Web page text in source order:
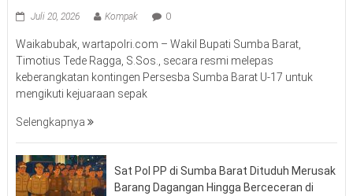
Juli 20, 2026 Kompak 0
Waikabubak, wartapolri.com – Wakil Bupati Sumba Barat,
Timotius Tede Ragga, S.Sos., secara resmi melepas
keberangkatan kontingen Persesba Sumba Barat U-17 untuk
mengikuti kejuaraan sepak
Selengkapnya
Sat Pol PP di Sumba Barat Dituduh Merusak
Barang Dagangan Hingga Berceceran di